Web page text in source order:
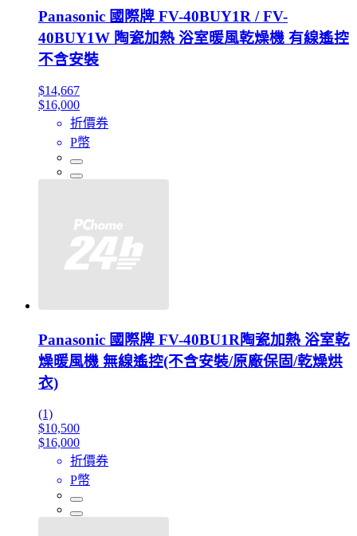
Panasonic 國際牌 FV-40BUY1R / FV-
40BUY1W 陶瓷加熱 浴室暖風乾燥機 有線遙控
不含安裝
$14,667
$16,000
折價券
P幣
Panasonic 國際牌 FV-40BU1R陶瓷加熱 浴室乾
燥暖風機 無線遙控(不含安裝/原廠保固/乾燥烘
衣)
(1)
$10,500
$16,000
折價券
P幣